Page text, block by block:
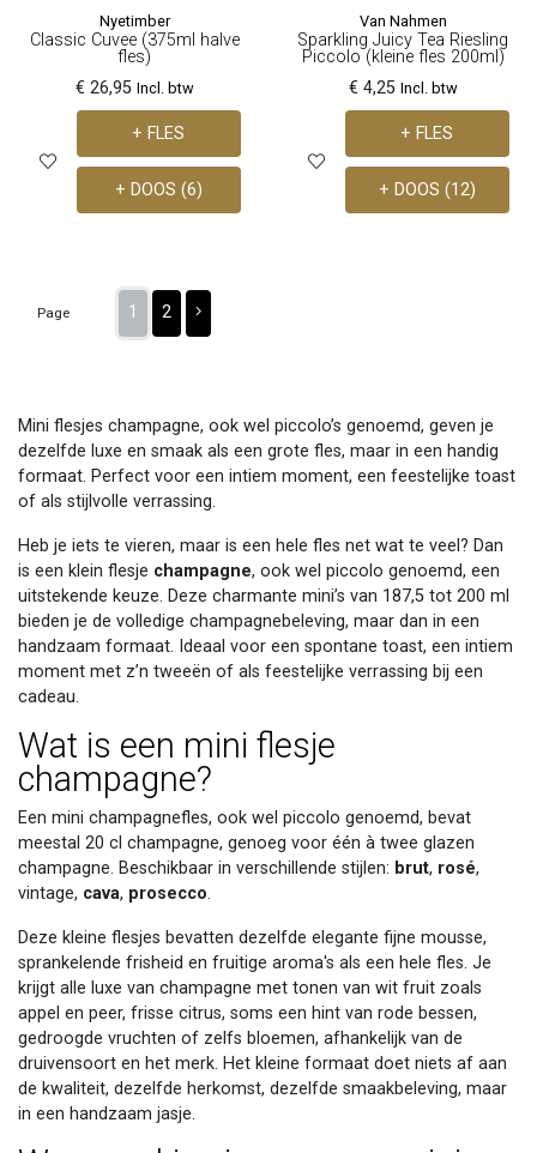
Nyetimber
Classic Cuvee (375ml halve
fles)
€ 26,95 Incl. btw
+ FLES
+ DOOS (6)
Van Nahmen
Sparkling Juicy Tea Riesling
Piccolo (kleine fles 200ml)
€ 4,25 Incl. btw
+ FLES
+ DOOS (12)
Page 1 2
Mini flesjes champagne, ook wel piccolo’s genoemd, geven je
dezelfde luxe en smaak als een grote fles, maar in een handig
formaat. Perfect voor een intiem moment, een feestelijke toast
of als stijlvolle verrassing.
Heb je iets te vieren, maar is een hele fles net wat te veel? Dan
is een klein flesje champagne, ook wel piccolo genoemd, een
uitstekende keuze. Deze charmante mini’s van 187,5 tot 200 ml
bieden je de volledige champagnebeleving, maar dan in een
handzaam formaat. Ideaal voor een spontane toast, een intiem
moment met z’n tweeën of als feestelijke verrassing bij een
cadeau.
Wat is een mini flesje
champagne?
Een mini champagnefles, ook wel piccolo genoemd, bevat
meestal 20 cl champagne, genoeg voor één à twee glazen
champagne. Beschikbaar in verschillende stijlen: brut, rosé,
vintage, cava, prosecco.
Deze kleine flesjes bevatten dezelfde elegante fijne mousse,
sprankelende frisheid en fruitige aroma's als een hele fles. Je
krijgt alle luxe van champagne met tonen van wit fruit zoals
appel en peer, frisse citrus, soms een hint van rode bessen,
gedroogde vruchten of zelfs bloemen, afhankelijk van de
druivensoort en het merk. Het kleine formaat doet niets af aan
de kwaliteit, dezelfde herkomst, dezelfde smaakbeleving, maar
in een handzaam jasje.